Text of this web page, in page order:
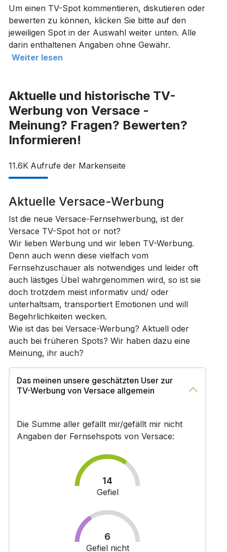
Um einen TV-Spot kommentieren, diskutieren oder
bewerten zu können, klicken Sie bitte auf den
jeweiligen Spot in der Auswahl weiter unten. Alle
darin enthaltenen Angaben ohne Gewähr.
Weiter lesen
Aktuelle und historische TV-
Werbung von Versace -
Meinung? Fragen? Bewerten?
Informieren!
11.6K Aufrufe der Markenseite
Aktuelle Versace-Werbung
Ist die neue Versace-Fernsehwerbung, ist der
Versace TV-Spot hot or not?
Wir lieben Werbung und wir leben TV-Werbung.
Denn auch wenn diese vielfach vom
Fernsehzuschauer als notwendiges und leider oft
auch lästiges Übel wahrgenommen wird, so ist sie
doch trotzdem meist informativ und/ oder
unterhaltsam, transportiert Emotionen und will
Begehrlichkeiten wecken.
Wie ist das bei Versace-Werbung? Aktuell oder
auch bei früheren Spots? Wir haben dazu eine
Meinung, ihr auch?
Das meinen unsere geschätzten User zur
TV-Werbung von Versace allgemein
Die Summe aller gefällt mir/gefällt mir nicht
Angaben der Fernsehspots von Versace:
14
Gefiel
6
Gefiel nicht